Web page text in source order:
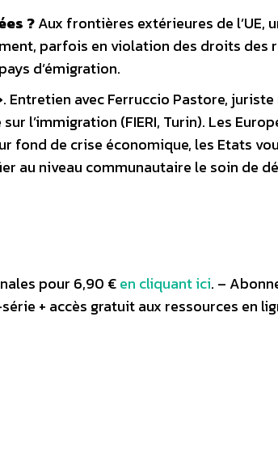
?Aux frontières extérieures de l’UE,
parfois en violation des droits des
d’émigration.
. Entretien avec Ferruccio Pastore,
l’immigration (FIERI, Turin). Les
fond de crise économique, les Etats
au niveau communautaire le soin de
pour 6,90 €en cliquant ici. –
+ accès gratuit aux ressources en